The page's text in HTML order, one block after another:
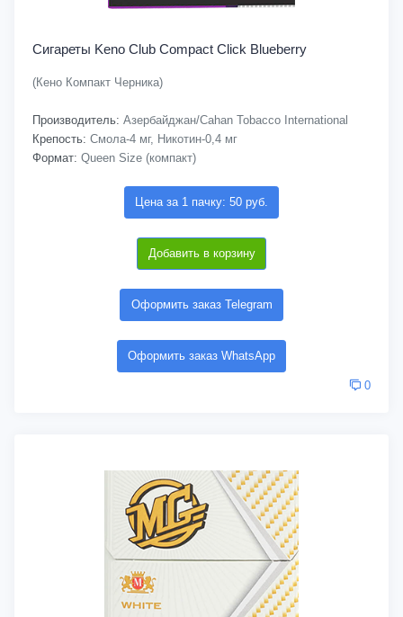
Сигареты Keno Club Compact Click Blueberry
(Кено Компакт Черника)
Производитель: Азербайджан/Cahan Tobacco International
Крепость: Смола-4 мг, Никотин-0,4 мг
Формат: Queen Size (компакт)
Цена за 1 пачку: 50 руб.
Добавить в корзину
Оформить заказ Telegram
Оформить заказ WhatsApp
0